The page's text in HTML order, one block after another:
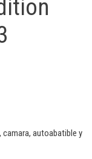
autoabatible y